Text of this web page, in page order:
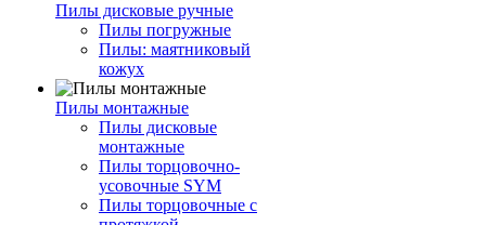
Пилы дисковые ручные
Пилы погружные
Пилы: маятниковый
кожух
Пилы монтажные
Пилы дисковые
монтажные
Пилы торцовочно-
усовочные SYM
Пилы торцовочные с